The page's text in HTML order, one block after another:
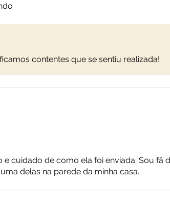
contentes que se sentiu realizada!
cuidado de como ela foi enviada. Sou fã
delas na parede da minha casa.